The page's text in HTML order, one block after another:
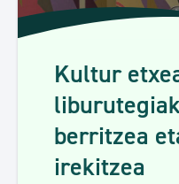
Kultur
berritzea
irekitzea